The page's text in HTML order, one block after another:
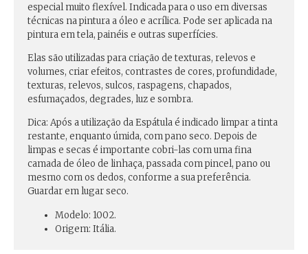
especial muito flexível. Indicada para o uso em diversas
técnicas na pintura a óleo e acrílica. Pode ser aplicada na
pintura em tela, painéis e outras superfícies.
Elas são utilizadaspara criação de texturas, relevos e
volumes, criar efeitos, contrastes de cores, profundidade,
texturas, relevos, sulcos, raspagens, chapados,
esfumaçados, degrades, luz e sombra.
Dica: Após a utilização da Espátula é indicado limpar a tinta
restante, enquanto úmida, com pano seco. Depois de
limpas e secas é importante cobri-las com uma fina
camada de óleo de linhaça, passada com pincel, pano ou
mesmo com os dedos, conforme a sua preferência.
Guardar em lugar seco.
Modelo: 1002.
Origem: Itália.